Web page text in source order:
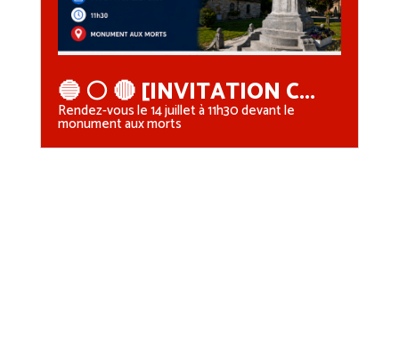
🔵 ⚪ 🔴 [INVITATION C...
Rendez-vous le 14 juillet à 11h30 devant le
monument aux morts